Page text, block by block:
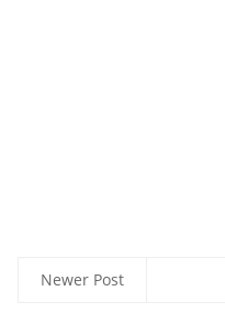
Newer Post